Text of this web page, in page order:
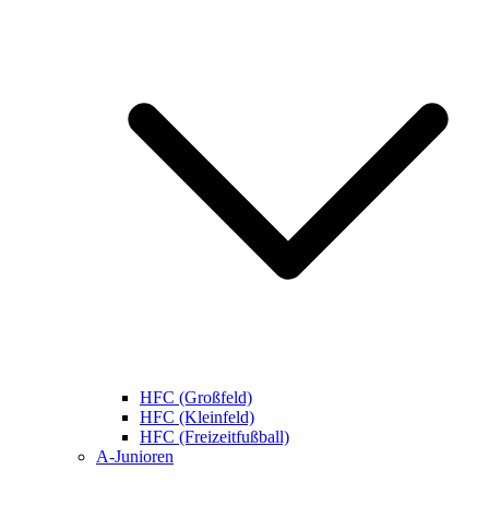
HFC (Großfeld)
HFC (Kleinfeld)
HFC (Freizeitfußball)
A-Junioren